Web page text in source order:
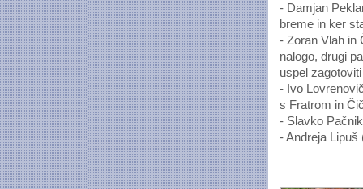
- Damjan
breme in ker
- Zoran Vlah in
nalogo, drugi
uspel
- Ivo
s Fratrom in
- Slavko
- Andreja